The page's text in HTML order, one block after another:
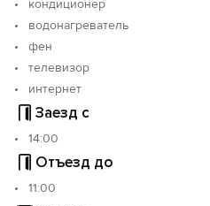
кондиционер
водонагреватель
фен
телевизор
интернет
Заезд с
14:00
Отъезд до
11:00